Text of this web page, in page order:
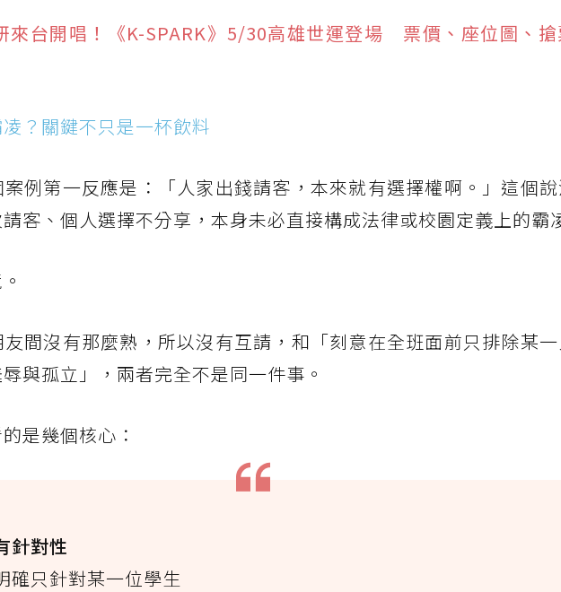
來台開唱！《K-SPARK》5/30高雄世運登場 票價、座位圖、
？關鍵不只是一杯飲料
例第一反應是：「人家出錢請客，本來就有選擇權啊。」這個
客、個人選擇不分享，本身未必直接構成法律或校園定義上的霸
間沒有那麼熟，所以沒有互請，和「刻意在全班面前只排除某
與孤立」，兩者完全不是同一件事。
是幾個核心：
針對性
確只針對某一位學生